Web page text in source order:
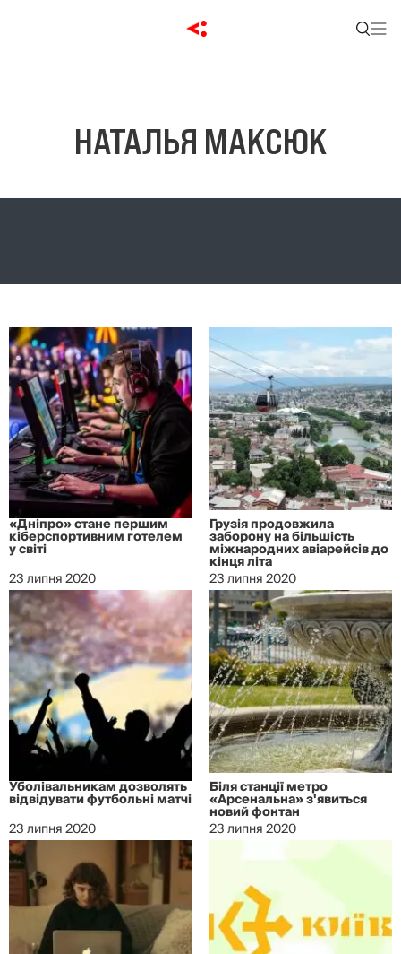
НАТАЛЬЯ МАКСЮК
«Дніпро» стане першим
кіберспортивним готелем
у світі
23 липня 2020
Грузія продовжила
заборону на більшість
міжнародних авіарейсів до
кінця літа
23 липня 2020
Уболівальникам дозволять
відвідувати футбольні матчі
23 липня 2020
Біля станції метро
«Арсенальна» з'явиться
новий фонтан
23 липня 2020